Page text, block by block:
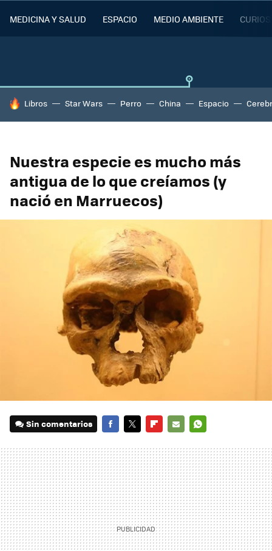
MEDICINA Y SALUD ESPACIO MEDIO AMBIENTE
HOY SE HABLA DE
Libros Star Wars Perro China Espacio
Nuestra especie es mucho más
antigua de lo que creíamos (y
nació en Marruecos)
Sin comentarios
MAIL